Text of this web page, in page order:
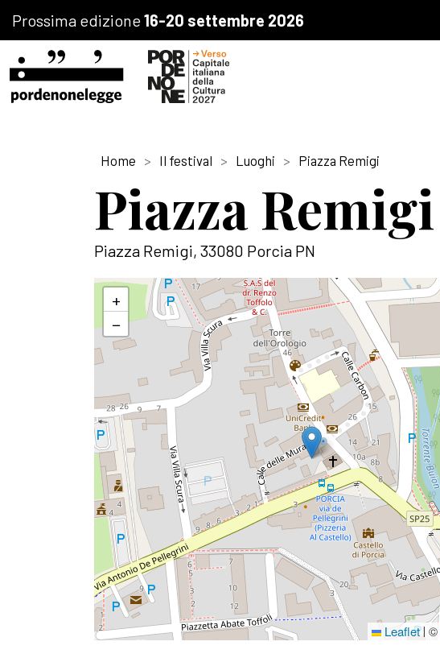
Prossima edizione16-20 settembre 2026
Home Il festival Luoghi Piazza Remigi
Piazza Remigi
Piazza Remigi, 33080 Porcia PN
+
−
Leaflet | ©